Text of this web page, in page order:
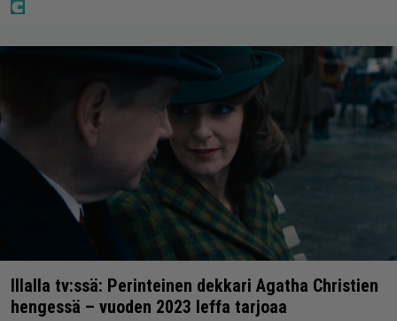
Illalla tv:ssä: Perinteinen dekkari Agatha Christien
hengessä – vuoden 2023 leffa tarjoaa